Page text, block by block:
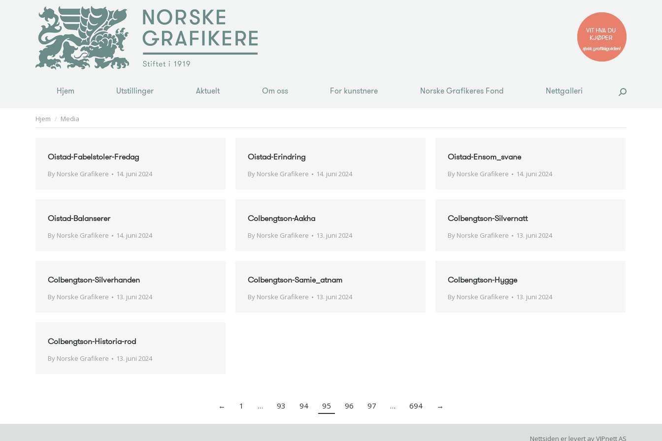
Hjem Utstillinger Aktuelt Om oss For kunstnere Norske Grafikeres Fond Nettgalleri Search:
You are here:
Hjem Media
Oistad-Fabelstoler-Fredag
By Norske Grafikere 14. juni 2024
Oistad-Erindring
By Norske Grafikere 14. juni 2024
Oistad-Ensom_svane
By Norske Grafikere 14. juni 2024
Oistad-Balanserer
By Norske Grafikere 14. juni 2024
Colbengtson-Aakha
By Norske Grafikere 13. juni 2024
Colbengtson-Silvernatt
By Norske Grafikere 13. juni 2024
Colbengtson-Silverhanden
By Norske Grafikere 13. juni 2024
Colbengtson-Samie_atnam
By Norske Grafikere 13. juni 2024
Colbengtson-Hygge
By Norske Grafikere 13. juni 2024
Colbengtson-Historia-rod
By Norske Grafikere 13. juni 2024
← 1 … 93 94 95 96 97 … 694 →
Nettsiden er levert avVIPnett AS
Hjem Utstillinger Aktuelt Search: